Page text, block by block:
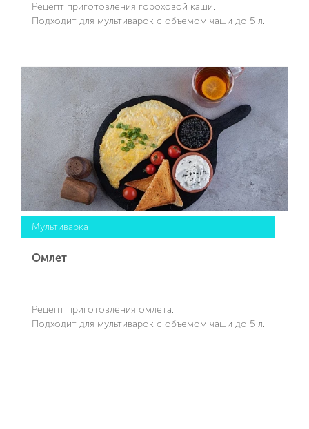
Рецепт приготовления гороховой каши.
Подходит для мультиварок с объемом чаши до 5 л.
Подробнее
Мультиварка
Омлет
Рецепт приготовления омлета.
Подходит для мультиварок с объемом чаши до 5 л.